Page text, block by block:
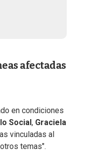
afectadas
en condiciones
Social , Graciela
vinculadas al
temas".